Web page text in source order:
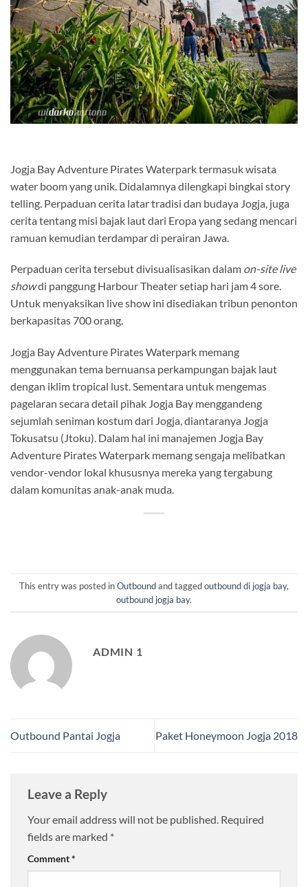
Jogja Bay Adventure Pirates Waterpark termasuk wisata
water boom yang unik. Didalamnya dilengkapi bingkai story
telling. Perpaduan cerita latar tradisi dan budaya Jogja, juga
cerita tentang misi bajak laut dari Eropa yang sedang mencari
ramuan kemudian terdampar di perairan Jawa.
Perpaduan cerita tersebut divisualisasikan dalam on-site live
showdi panggung Harbour Theater setiap hari jam 4 sore.
Untuk menyaksikan live show ini disediakan tribun penonton
berkapasitas 700 orang.
Jogja Bay Adventure Pirates Waterpark memang
menggunakan tema bernuansa perkampungan bajak laut
dengan iklim tropical lust. Sementara untuk mengemas
pagelaran secara detail pihak Jogja Bay menggandeng
sejumlah seniman kostum dari Jogja, diantaranya Jogja
Tokusatsu (Jtoku). Dalam hal ini manajemen Jogja Bay
Adventure Pirates Waterpark memang sengaja melibatkan
vendor-vendor lokal khususnya mereka yang tergabung
dalam komunitas anak-anak muda.
This entry was posted inOutboundand taggedoutbound di jogja bay,
outbound jogja bay.
ADMIN 1
Outbound Pantai Jogja Paket Honeymoon Jogja 2018
Leave a Reply
Your email address will not be published. Required
fields are marked *
Comment*